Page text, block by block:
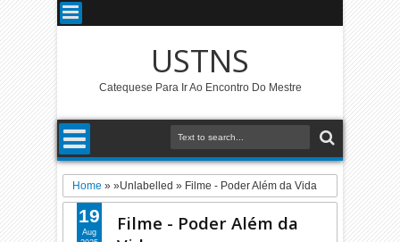
USTNS
Catequese Para Ir Ao Encontro Do Mestre
Home » »Unlabelled » Filme - Poder Além da Vida
Filme - Poder Além da
19
Aug